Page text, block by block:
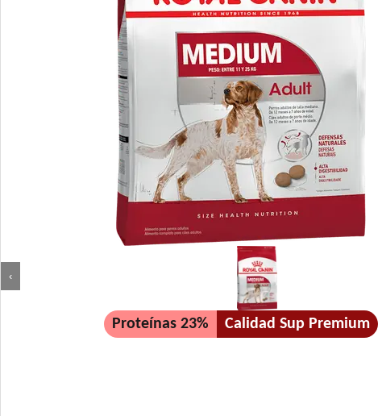
‹
Proteínas 23% Calidad Sup Premium